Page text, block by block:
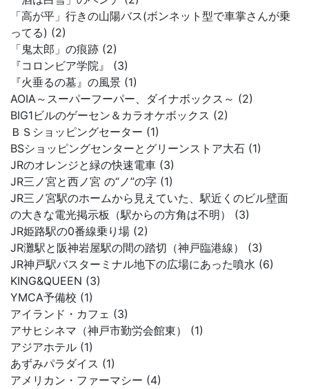
「高が平」行きの山陽バス(ボンネット型で車掌さんが乗
ってる) (2)
「鬼太郎」の痕跡 (2)
『コロンビア学院』 (3)
『火垂るの墓』の風景 (1)
AOIA～スーパーフーパー、ダイナボックス～ (2)
BIG1ビルのゲーセン＆カラオケボックス (2)
ＢＳショッピングセーター (1)
BSショッピングセンターとグリーンストア大石 (1)
JRのオレンジと緑の快速電車 (3)
JR三ノ宮と西ノ宮 の“ノ”の字 (1)
JR三ノ宮駅のホームから見えていた、駅近くのビル壁面
の大きな電光掲示板（駅からの方角は不明） (3)
JR姫路駅の0番線乗り場 (2)
JR灘駅と阪神岩屋駅の間の踏切（神戸臨港線） (3)
JR神戸駅バスターミナル地下の広場にあった噴水 (6)
KING&QUEEN (3)
YMCA予備校 (1)
アイランド・カフェ (3)
アサヒシネマ（神戸市勤労会館東） (1)
アジアホテル (1)
あずみパラダイス (1)
アメリカン・ファーマシー (4)